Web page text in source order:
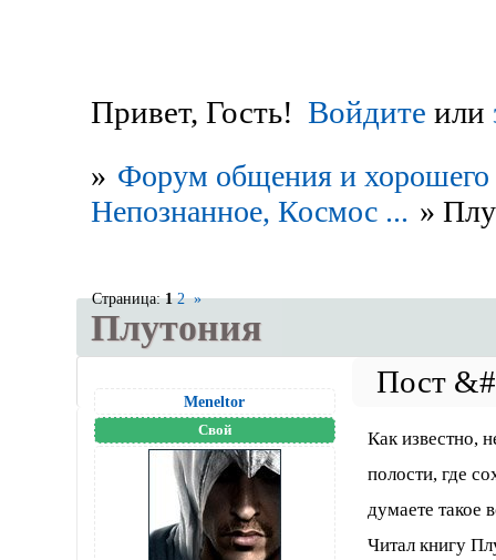
Привет, Гость! Войдите или
» Форум общения и хорошего
Непознанное, Космос ... »
Плутония
Страница:1 2 »
Meneltоr
Свой
Как известно,
полости, где
думаете такое
Читал книгу